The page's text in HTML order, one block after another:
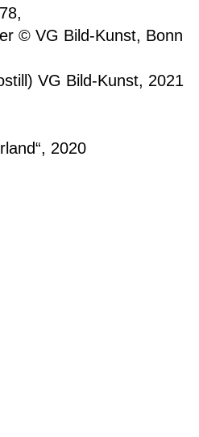
© VG Bild-Kunst, Bonn
VG Bild-Kunst, 2021
2020